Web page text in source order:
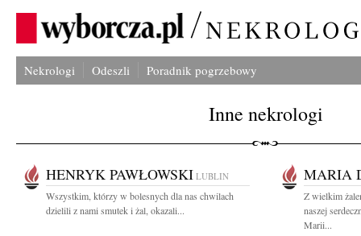
Nekrologi Odeszli Poradnik pogrzebowy
Inne nekrologi
HENRYK PAWŁOWSKI LUBLIN
Wszystkim, którzy w bolesnych dla nas chwilach
dzielili z nami smutek i żal, okazali...
MARIA
Z wielkim
naszej
Marii...